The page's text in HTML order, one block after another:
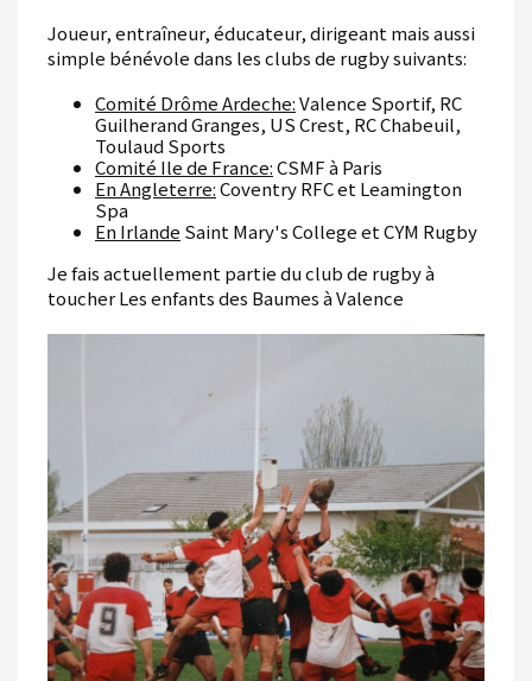
Joueur, entraîneur, éducateur, dirigeant mais aussi
simple bénévole dans les clubs de rugby suivants:
Comité Drôme Ardeche:Valence Sportif, RC
Guilherand Granges, US Crest, RC Chabeuil,
Toulaud Sports
Comité Ile de France:CSMF à Paris
En Angleterre:Coventry RFC et Leamington
Spa
En Irlande Saint Mary's College et CYM Rugby
Je fais actuellement partie du club de rugby à
toucher Les enfants des Baumes à Valence